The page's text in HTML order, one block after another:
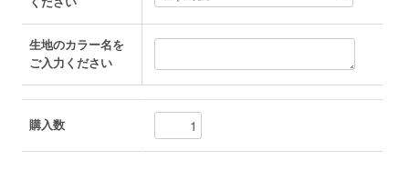
生地のカラー名を
ご入力ください
購入数